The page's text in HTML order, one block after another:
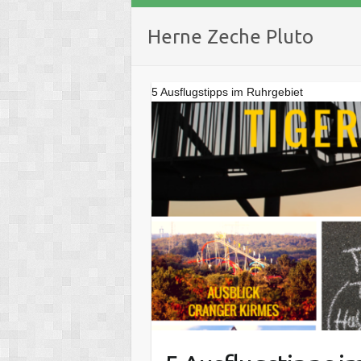
Herne Zeche Pluto
5 Ausflugstipps im Ruhrgebiet